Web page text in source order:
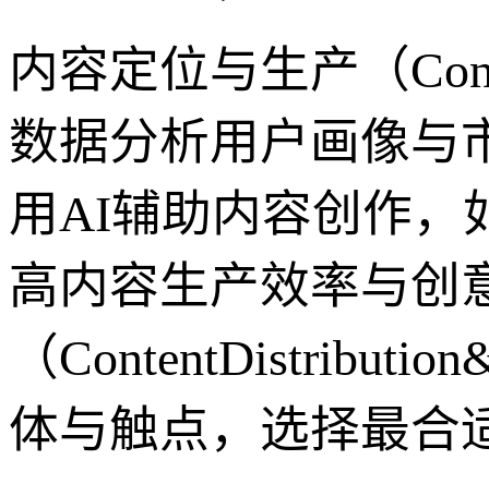
内容定位与生产（
数据分析用户画像与
用AI辅助内容创作，
高内容生产效率与创
（
体与触点，选择最合